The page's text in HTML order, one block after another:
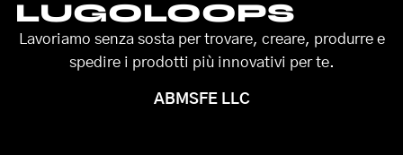
LUGOLOOPS
Lavoriamo senza sosta per trovare, creare, produrre e
spedire i prodotti più innovativi per te.
ABMSFE LLC